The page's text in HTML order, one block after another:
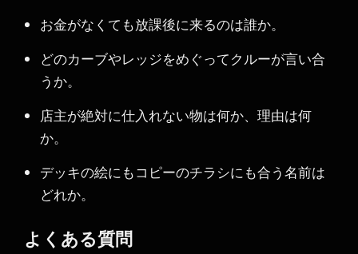
お金がなくても放課後に来るのは誰か。
どのカーブやレッジをめぐってクルーが言い合
うか。
店主が絶対に仕入れない物は何か、理由は何
か。
デッキの絵にもコピーのチラシにも合う名前は
どれか。
よくある質問